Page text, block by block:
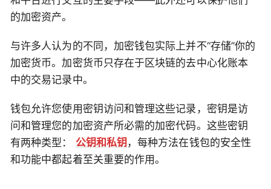
的加密资产。
与许多人认为的不同，加密钱包实际上并不“存储”你的
加密货币。加密货币只存在于区块链的去中心化账本
中的交易记录中。
钱包允许您使用密钥访问和管理这些记录，密钥是访
问和管理您的加密资产所必需的加密代码。这些密钥
有两种类型： 公钥和私钥 ，每种方法在钱包的安全性
和功能中都起着至关重要的作用。